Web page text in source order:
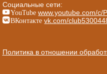
Социальные сети:
YouTube www.youtube.com/c/
ВКонтакте vk.com/
Политика в отношении